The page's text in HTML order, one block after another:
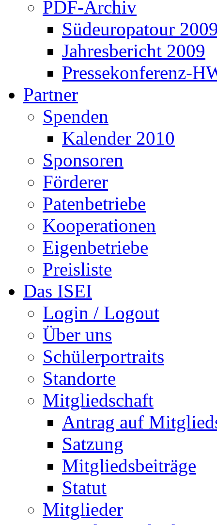
PDF-Archiv
Südeuropatour
Jahresbericht 2009
Pressekonferenz-
Partner
Spenden
Kalender 2010
Sponsoren
Förderer
Patenbetriebe
Kooperationen
Eigenbetriebe
Preisliste
Das ISEI
Login / Logout
Über uns
Schülerportraits
Standorte
Mitgliedschaft
Antrag auf
Satzung
Mitgliedsbeiträge
Statut
Mitglieder